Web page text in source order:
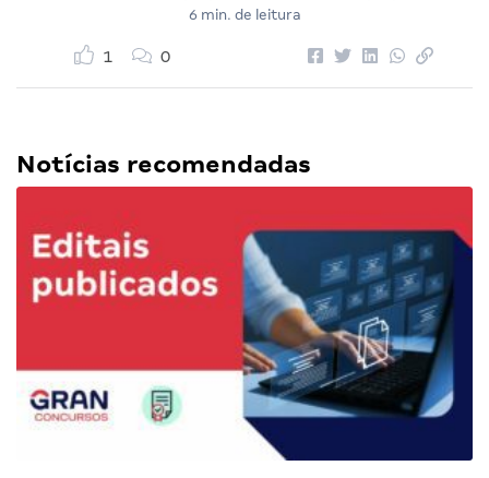
6 min. de leitura
1 0
Notícias recomendadas